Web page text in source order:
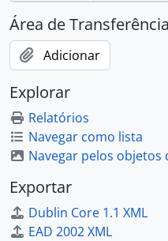
Área de Transferência
Adicionar
Explorar
Relatórios
Navegar como lista
Navegar pelos objetos
Exportar
Dublin Core 1.1 XML
EAD 2002 XML